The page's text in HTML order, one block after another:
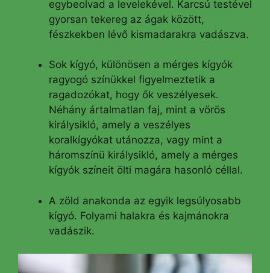
egybeolvad a levelekével. Karcsú testével
gyorsan tekereg az ágak között,
fészkekben lévő kismadarakra vadászva.
Sok kígyó, különösen a mérges kígyók
ragyogó színükkel figyelmeztetik a
ragadozókat, hogy ők veszélyesek.
Néhány ártalmatlan faj, mint a vörös
királysikló, amely a veszélyes
koralkígyókat utánozza, vagy mint a
háromszínü királysikló, amely a mérges
kígyók színeit ölti magára hasonló céllal.
A zöld anakonda az egyik legsúlyosabb
kígyó. Folyami halakra és kajmánokra
vadászik.